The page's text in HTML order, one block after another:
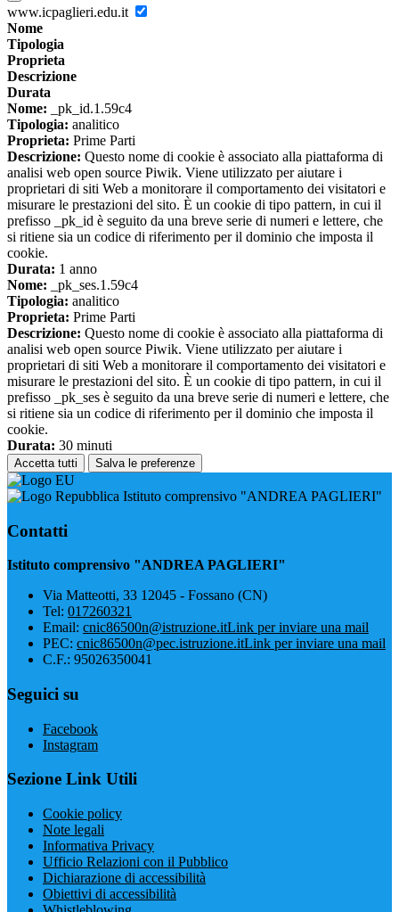
www.icpaglieri.edu.it
Nome
Tipologia
Proprieta
Descrizione
Durata
Nome: _pk_id.1.59c4
Tipologia: analitico
Proprieta: Prime Parti
Descrizione: Questo nome di cookie è associato alla piattaforma di
analisi web open source Piwik. Viene utilizzato per aiutare i
proprietari di siti Web a monitorare il comportamento dei visitatori e
misurare le prestazioni del sito. È un cookie di tipo pattern, in cui il
prefisso _pk_id è seguito da una breve serie di numeri e lettere, che
si ritiene sia un codice di riferimento per il dominio che imposta il
cookie.
Durata: 1 anno
Nome: _pk_ses.1.59c4
Tipologia: analitico
Proprieta: Prime Parti
Descrizione: Questo nome di cookie è associato alla piattaforma di
analisi web open source Piwik. Viene utilizzato per aiutare i
proprietari di siti Web a monitorare il comportamento dei visitatori e
misurare le prestazioni del sito. È un cookie di tipo pattern, in cui il
prefisso _pk_ses è seguito da una breve serie di numeri e lettere, che
si ritiene sia un codice di riferimento per il dominio che imposta il
cookie.
Durata: 30 minuti
Accetta tutti Salva le preferenze
Istituto comprensivo "ANDREA PAGLIERI"
Contatti
Istituto comprensivo "ANDREA PAGLIERI"
Via Matteotti, 33 12045 - Fossano (CN)
Tel: 017260321
Email: cnic86500n@istruzione.itLink per inviare una mail
PEC: cnic86500n@pec.istruzione.itLink per inviare una mail
C.F.: 95026350041
Seguici su
Facebook
Instagram
Sezione Link Utili
Cookie policy
Note legali
Informativa Privacy
Ufficio Relazioni con il Pubblico
Dichiarazione di accessibilità
Obiettivi di accessibilità